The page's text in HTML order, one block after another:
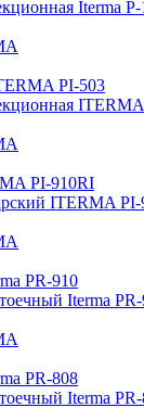
PI-503
PI-910RI
PR-910
PR-808